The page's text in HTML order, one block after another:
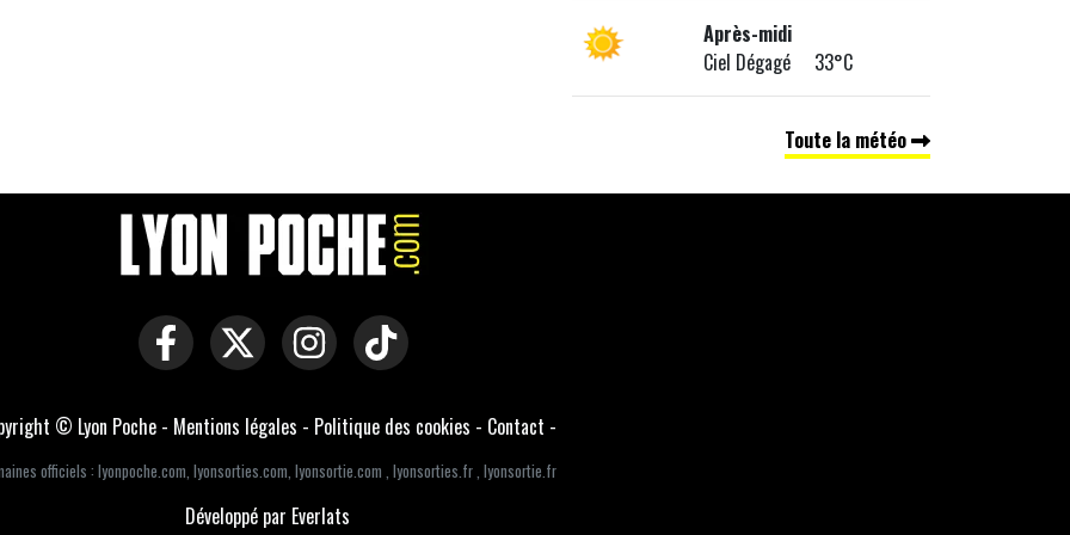
Après-midi
Ciel Dégagé 33°C
Toute la météo
© Lyon Poche - Mentions légales - Politique des cookies - Contact -
officiels : lyonpoche.com, lyonsorties.com, lyonsortie.com , lyonsorties.fr, lyonsortie.fr
Développé par Everlats